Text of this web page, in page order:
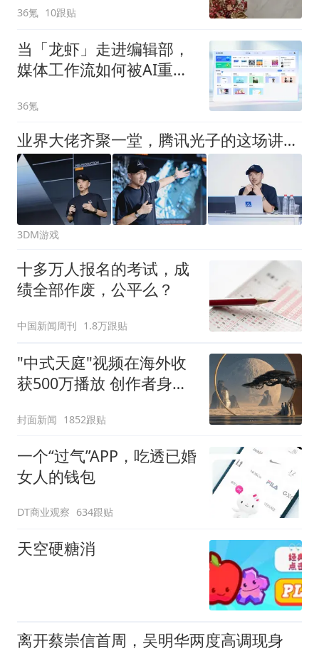
36氪 10跟贴
当「龙虾」走进编辑部，
媒体工作流如何被AI重
36氪
业界大佬齐聚一堂，腾讯光子的这场讲座很不一般"/> 主站 商城 论坛 自运营 登录 注册 业界大佬齐聚一堂，腾讯光子的这场讲座很不一般
3DM游戏
十多万人报名的考试，成
绩全部作废，公平么？
中国新闻周刊 1.8万跟贴
"中式天庭"视频在海外收
获500万播放 创作者身份
封面新闻 1852跟贴
一个“过气”APP，吃透已婚
女人的钱包
DT商业观察 634跟贴
天空硬糖消
离开蔡崇信首周，吴明华两度高调现身